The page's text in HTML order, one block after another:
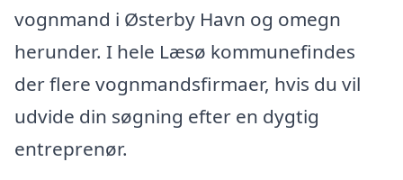
vognmand i Østerby Havn og omegn
herunder. I hele Læsø kommunefindes
der flere vognmandsfirmaer, hvis du vil
udvide din søgning efter en dygtig
entreprenør.